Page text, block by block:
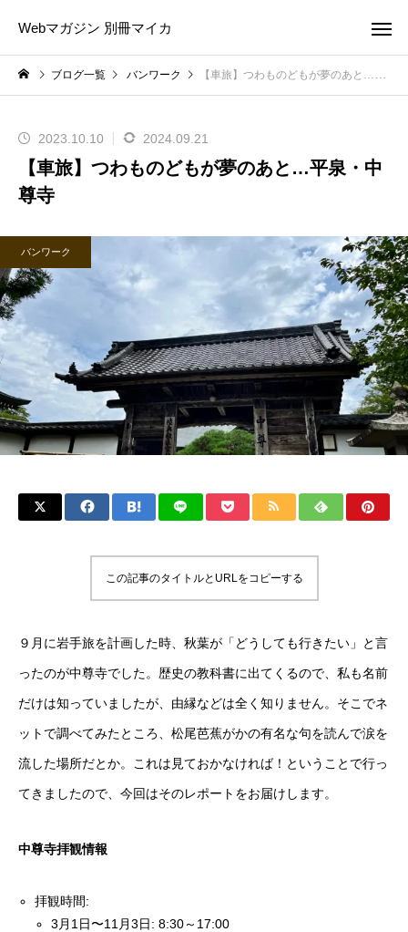
Webマガジン 別冊マイカ
ブログ一覧 バンワーク 【車旅】つわものどもが夢のあと…平泉・中尊寺
2023.10.10 2024.09.21
【車旅】つわものどもが夢のあと…平泉・中
尊寺
バンワーク
この記事のタイトルとURLをコピーする
９月に岩手旅を計画した時、秋葉が「どうしても行きたい」と言
ったのが中尊寺でした。歴史の教科書に出てくるので、私も名前
だけは知っていましたが、由縁などは全く知りません。そこでネ
ットで調べてみたところ、松尾芭蕉がかの有名な句を読んで涙を
流した場所だとか。これは見ておかなければ！ということで行っ
てきましたので、今回はそのレポートをお届けします。
中尊寺拝観情報
拝観時間:
3月1日〜11月3日: 8:30～17:00